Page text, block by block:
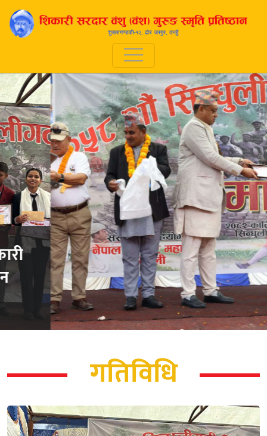
सिन्धुलीगढी विजयोत्सवमा वंशु
गुरुङको व्यापक चर्चा, निवन्ध
प्रतियोगितामा प्रथमलाई १० हजार
पुरस्कार
गतिविधि